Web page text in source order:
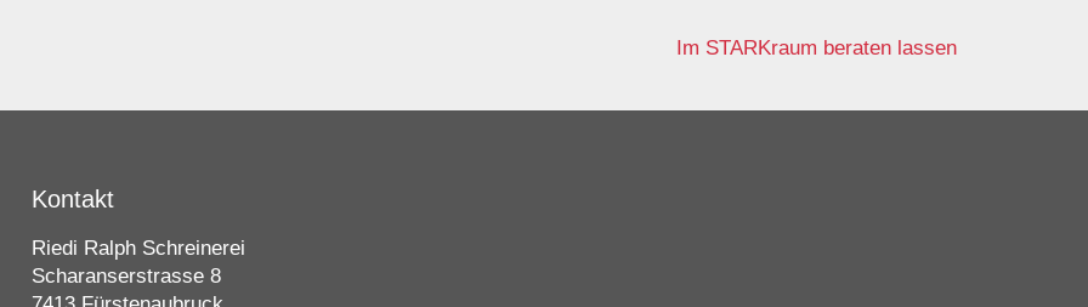
Im STARKraum beraten lassen
Kontakt
Riedi Ralph Schreinerei
Scharanserstrasse 8